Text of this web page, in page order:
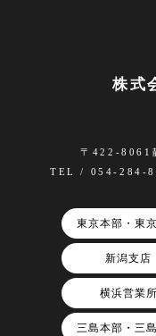
株式
〒422-8061
TEL / 054-284-
東京本部・東
新潟支店
横浜営業所
三島本部・三